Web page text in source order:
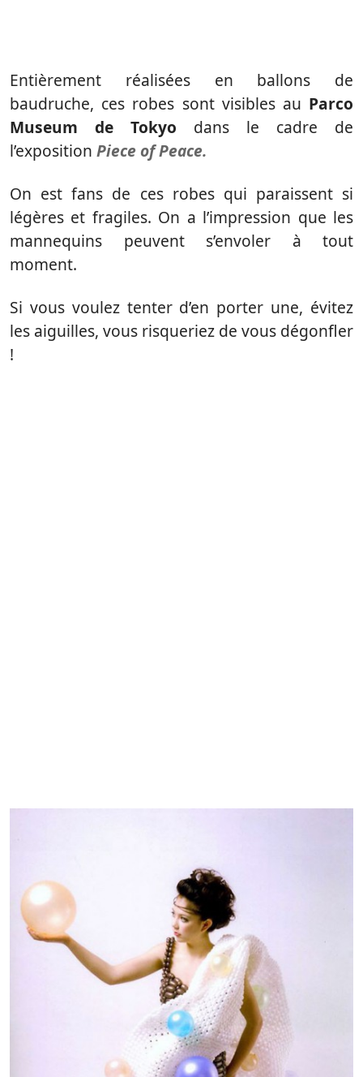
Entièrement réalisées en ballons de
baudruche, ces robes sont visibles au Parco
Museum de Tokyo dans le cadre de
l’exposition Piece of Peace.
On est fans de ces robes qui paraissent si
légères et fragiles. On a l’impression que les
mannequins peuvent s’envoler à tout
moment.
Si vous voulez tenter d’en porter une, évitez
les aiguilles, vous risqueriez de vous dégonfler
!